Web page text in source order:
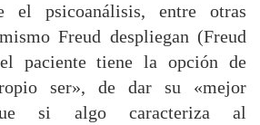
el psicoanálisis, entre otras
Freud despliegan (Freud
paciente tiene la opción de
ser», de dar su «mejor
si algo caracteriza al